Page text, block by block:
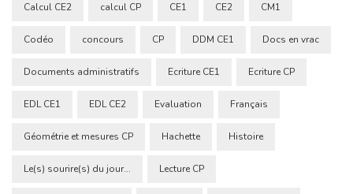
Calcul CE2 calcul CP CE1 CE2 CM1
Codéo concours CP DDM CE1 Docs en vrac
Documents administratifs Ecriture CE1 Ecriture CP
EDL CE1 EDL CE2 Evaluation Français
Géométrie et mesures CP Hachette Histoire
Le(s) sourire(s) du jour... Lecture CP